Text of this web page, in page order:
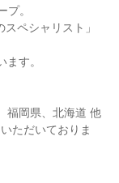
。
ペシャリスト」
す。
福岡県、北海道 他
ただいておりま